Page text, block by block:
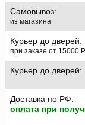
Самовывоз:
из магазина
Курьер до дверей:
при заказе от 15000 P
Курьер до дверей:
Доставка по РФ:
оплата при